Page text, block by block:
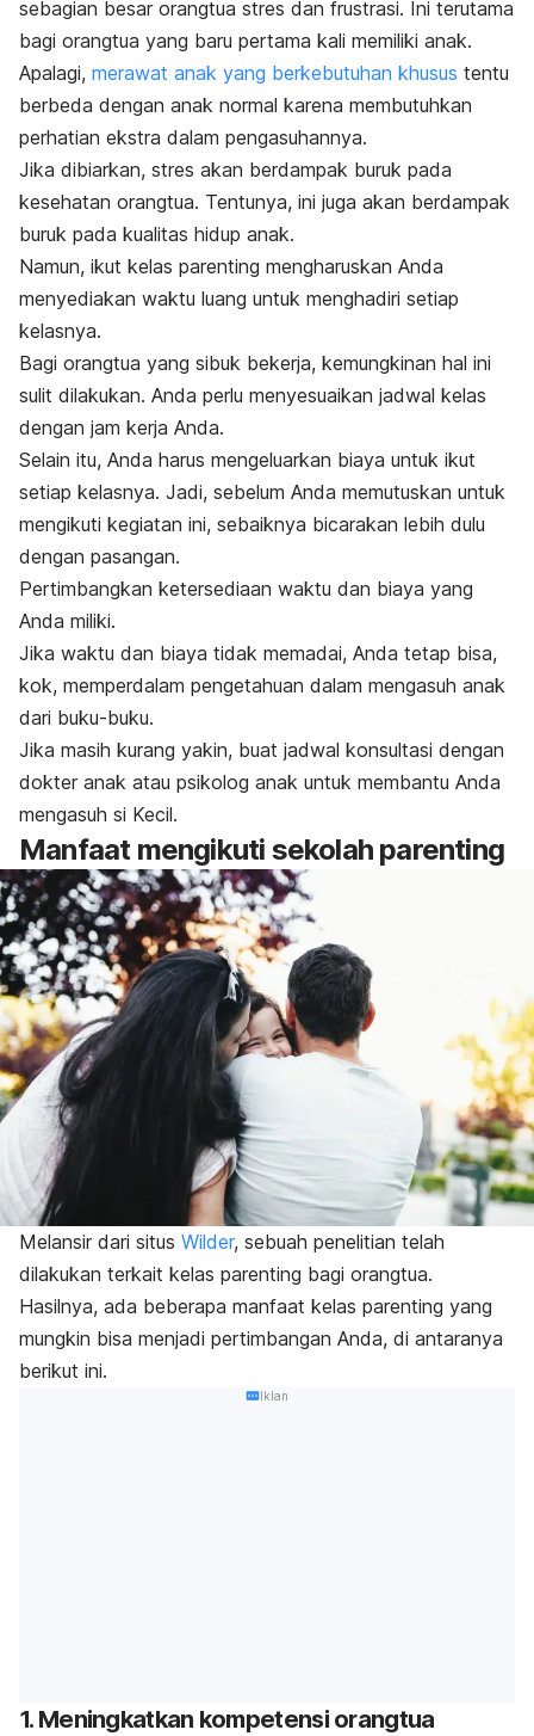
sebagian besar orangtua stres dan frustrasi. Ini terutama
bagi orangtua yang baru pertama kali memiliki anak.
Apalagi, merawat anak yang berkebutuhan khusus tentu
berbeda dengan anak normal karena membutuhkan
perhatian ekstra dalam pengasuhannya.
Jika dibiarkan, stres akan berdampak buruk pada
kesehatan orangtua. Tentunya, ini juga akan berdampak
buruk pada kualitas hidup anak.
Namun, ikut kelas parenting mengharuskan Anda
menyediakan waktu luang untuk menghadiri setiap
kelasnya.
Bagi orangtua yang sibuk bekerja, kemungkinan hal ini
sulit dilakukan. Anda perlu menyesuaikan jadwal kelas
dengan jam kerja Anda.
Selain itu, Anda harus mengeluarkan biaya untuk ikut
setiap kelasnya. Jadi, sebelum Anda memutuskan untuk
mengikuti kegiatan ini, sebaiknya bicarakan lebih dulu
dengan pasangan.
Pertimbangkan ketersediaan waktu dan biaya yang
Anda miliki.
Jika waktu dan biaya tidak memadai, Anda tetap bisa,
kok, memperdalam pengetahuan dalam mengasuh anak
dari buku-buku.
Jika masih kurang yakin, buat jadwal konsultasi dengan
dokter anak atau psikolog anak untuk membantu Anda
mengasuh si Kecil.
Manfaat mengikuti sekolah parenting
Melansir dari situs Wilder, sebuah penelitian telah
dilakukan terkait kelas parenting bagi orangtua.
Hasilnya, ada beberapa manfaat kelas parenting yang
mungkin bisa menjadi pertimbangan Anda, di antaranya
berikut ini.
Iklan
1. Meningkatkan kompetensi orangtua